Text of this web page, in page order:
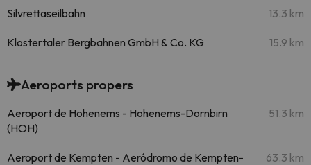
Silvrettaseilbahn 13.3 km
Klostertaler Bergbahnen GmbH & Co. KG 15.9 km
Aeroports propers
Aeroport de Hohenems - Hohenems-Dornbirn
(HOH)
51.3 km
Aeroport de Kempten - Aeródromo de Kempten-
63.3 km